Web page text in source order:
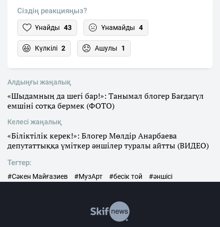
Сіздің реакцияңыз?
Ұнайды 43 Ұнамайды 4
Күлкілі 2 Ашулы 1
Алдыңғы жаңалық
«Шыдамның да шегі бар!»: Танымал блогер Бағдагүл
емшіні сотқа бермек (ФОТО)
Келесі жаңалық
«Біліктілік керек!»: Блогер Мөлдір Анарбаева
депутаттыққа үміткер әншілер туралы айтты (ВИДЕО)
Тегтер:
#Сәкен Майғазиев #МузАрт #бесік той #әншісі